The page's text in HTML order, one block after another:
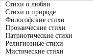
Стихи о любви
Стихи о природе
Философские стихи
Прозаические стихи
Патриотические стихи
Религиозные стихи
Мистические стихи